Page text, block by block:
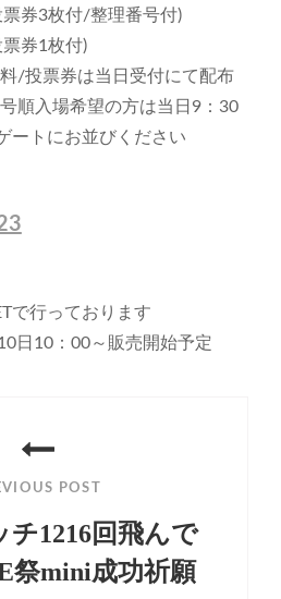
券3枚付/整理番号付)
券1枚付)
/投票券は当日受付にて配布
順入場希望の方は当日9：30
ートにお並びください
で行っております
日10：00～販売開始予定
POST
チ1216回飛んで
祭mini成功祈願